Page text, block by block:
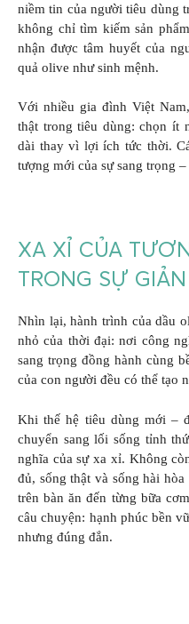
niềm tin của người tiêu dùng
không chỉ tìm kiếm sản
nhận được tâm huyết của
quả olive như sinh mệnh.
Với nhiều gia đình Việt
thật trong tiêu dùng: chọn ít
dài thay vì lợi ích tức thời.
tượng mới của sự sang trọng
XA XỈ CỦA
TRONG SỰ
Nhìn lại, hành trình của dầu
nhỏ của thời đại: nơi công
sang trọng đồng hành cùng
của con người đều có thể tạo
Khi thế hệ tiêu dùng mới –
chuyển sang lối sống tỉnh
nghĩa của sự xa xỉ. Không
đủ, sống thật và sống hài
trên bàn ăn đến từng bữa
câu chuyện: hạnh phúc bền
nhưng đúng đắn.